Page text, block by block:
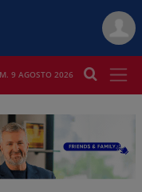
9 AGOSTO 2026